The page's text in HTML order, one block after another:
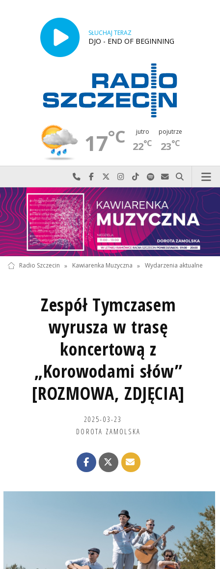
SŁUCHAJ TERAZ
DJO - END OF BEGINNING
17°C jutro
22°C
pojutrze
23°C
Najlepiej po prostu do nas zadzwoń
Odwiedź nas na Facebook-u
Odwiedź nas na X
Odwiedź nas na Instagram-ie
Odwiedź nas na TikTok-u
Szukaj nas na Spotify
Wyślij do nas
Szukaj
Radio Szczecin » Kawiarenka Muzyczna » Wydarzenia aktualne
Zespół Tymczasem
wyrusza w trasę
koncertową z
„Korowodami słów”
[ROZMOWA, ZDJĘCIA]
2025-03-23
DOROTA ZAMOLSKA